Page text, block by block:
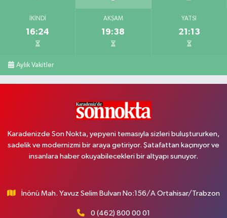
İKINDI
16:24
AKŞAM
19:38
YATSI
21:13
Aylık Vakitler
Karadenizde Son Nokta, yepyeni temasıyla sizleri buluştururken,
sadelik ve modernizmi bir araya getiriyor. Şatafattan kaçınıyor ve
insanlara haber okuyabilecekleri bir altyapı sunuyor.
İnönü Mah. Yavuz Selim Bulvarı No:156/A Ortahisar/Trabzon
0 (462) 800 00 01